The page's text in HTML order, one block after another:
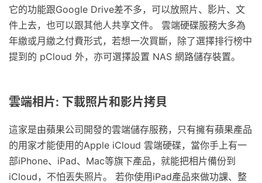
它的功能跟Google Drive差不多，可以放照片、影片、文
件上去，也可以跟其他人共享文件。 雲端硬碟服務大多為
年繳或月繳之付費形式，若想一次買斷，除了選擇排行榜中
提到的 pCloud 外，亦可選擇設置 NAS 網路儲存裝置。
雲端相片: 下載照片和影片拷貝
這家是由蘋果公司開發的雲端儲存服務，只有擁有蘋果產品
的用家才能使用的Apple iCloud 雲端硬碟，當你手上有一
部iPhone、iPad、Mac等旗下產品，就能把相片備份到
iCloud，不怕丟失照片。 若你使用iPad產品來做功課、整